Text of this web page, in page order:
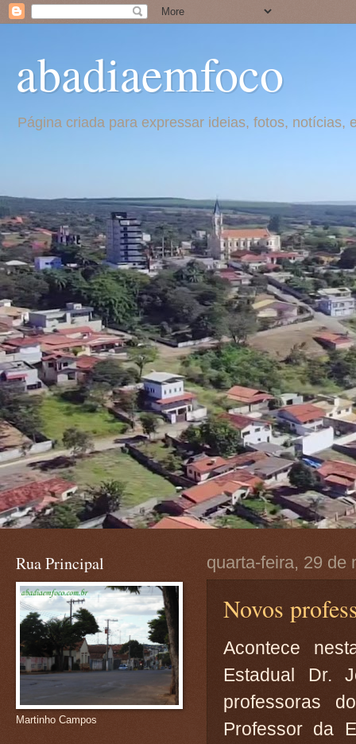
abadiaemfoco
Página criada para expressar ideias, fotos,
quarta-feira, 29 de
Novos
Acontece
Estadual Dr.
professoras
Professor da
Rua Principal
Martinho Campos